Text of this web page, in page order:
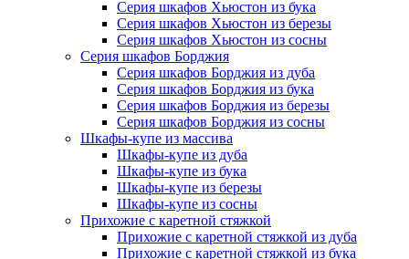
Серия шкафов Хьюстон из бука
Серия шкафов Хьюстон из березы
Серия шкафов Хьюстон из сосны
Серия шкафов Борджия
Серия шкафов Борджия из дуба
Серия шкафов Борджия из бука
Серия шкафов Борджия из березы
Серия шкафов Борджия из сосны
Шкафы-купе из массива
Шкафы-купе из дуба
Шкафы-купе из бука
Шкафы-купе из березы
Шкафы-купе из сосны
Прихожие с каретной стяжкой
Прихожие с каретной стяжкой из дуба
Прихожие с каретной стяжкой из бука